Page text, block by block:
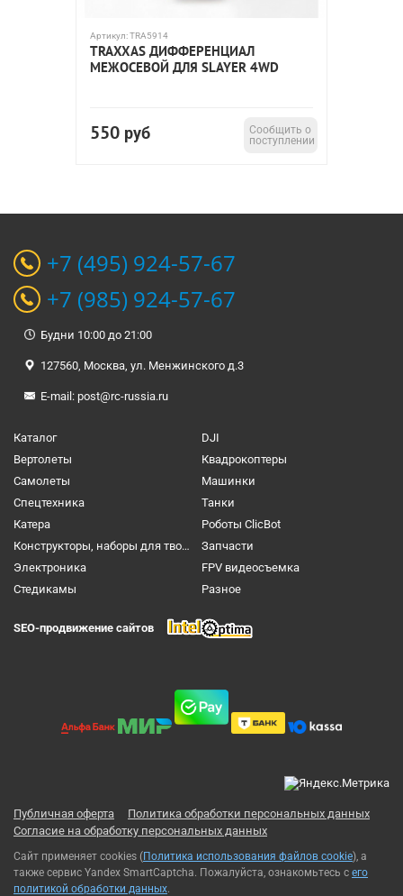
Артикул:TRA5914
TRAXXAS ДИФФЕРЕНЦИАЛ
МЕЖОСЕВОЙ ДЛЯ SLAYER 4WD
550 руб
Сообщить о
поступлении
+7 (495) 924-57-67
+7 (985) 924-57-67
Будни 10:00 до 21:00
127560, Москва, ул. Менжинского д.3
E-mail: post@rc-russia.ru
Каталог
DJI
Вертолеты
Квадрокоптеры
Самолеты
Машинки
Спецтехника
Танки
Катера
Роботы ClicBot
Конструкторы, наборы для творчества и настольные игры
Запчасти
Электроника
FPV видеосъемка
Cтедикамы
Разное
SEO-продвижение сайтов
Публичная оферта
Политика обработки персональных данных
Согласие на обработку персональных данных
Сайт применяет cookies (Политика использования файлов cookie), а
также сервис Yandex SmartCaptcha. Пожалуйста, ознакомьтесь с его
политикой обработки данных.